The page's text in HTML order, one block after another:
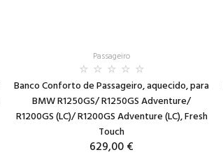
Passageiro
Banco Conforto de Passageiro, aquecido, para
BMW R1250GS/ R1250GS Adventure/
R1200GS (LC)/ R1200GS Adventure (LC), Fresh
Touch
629,00 €